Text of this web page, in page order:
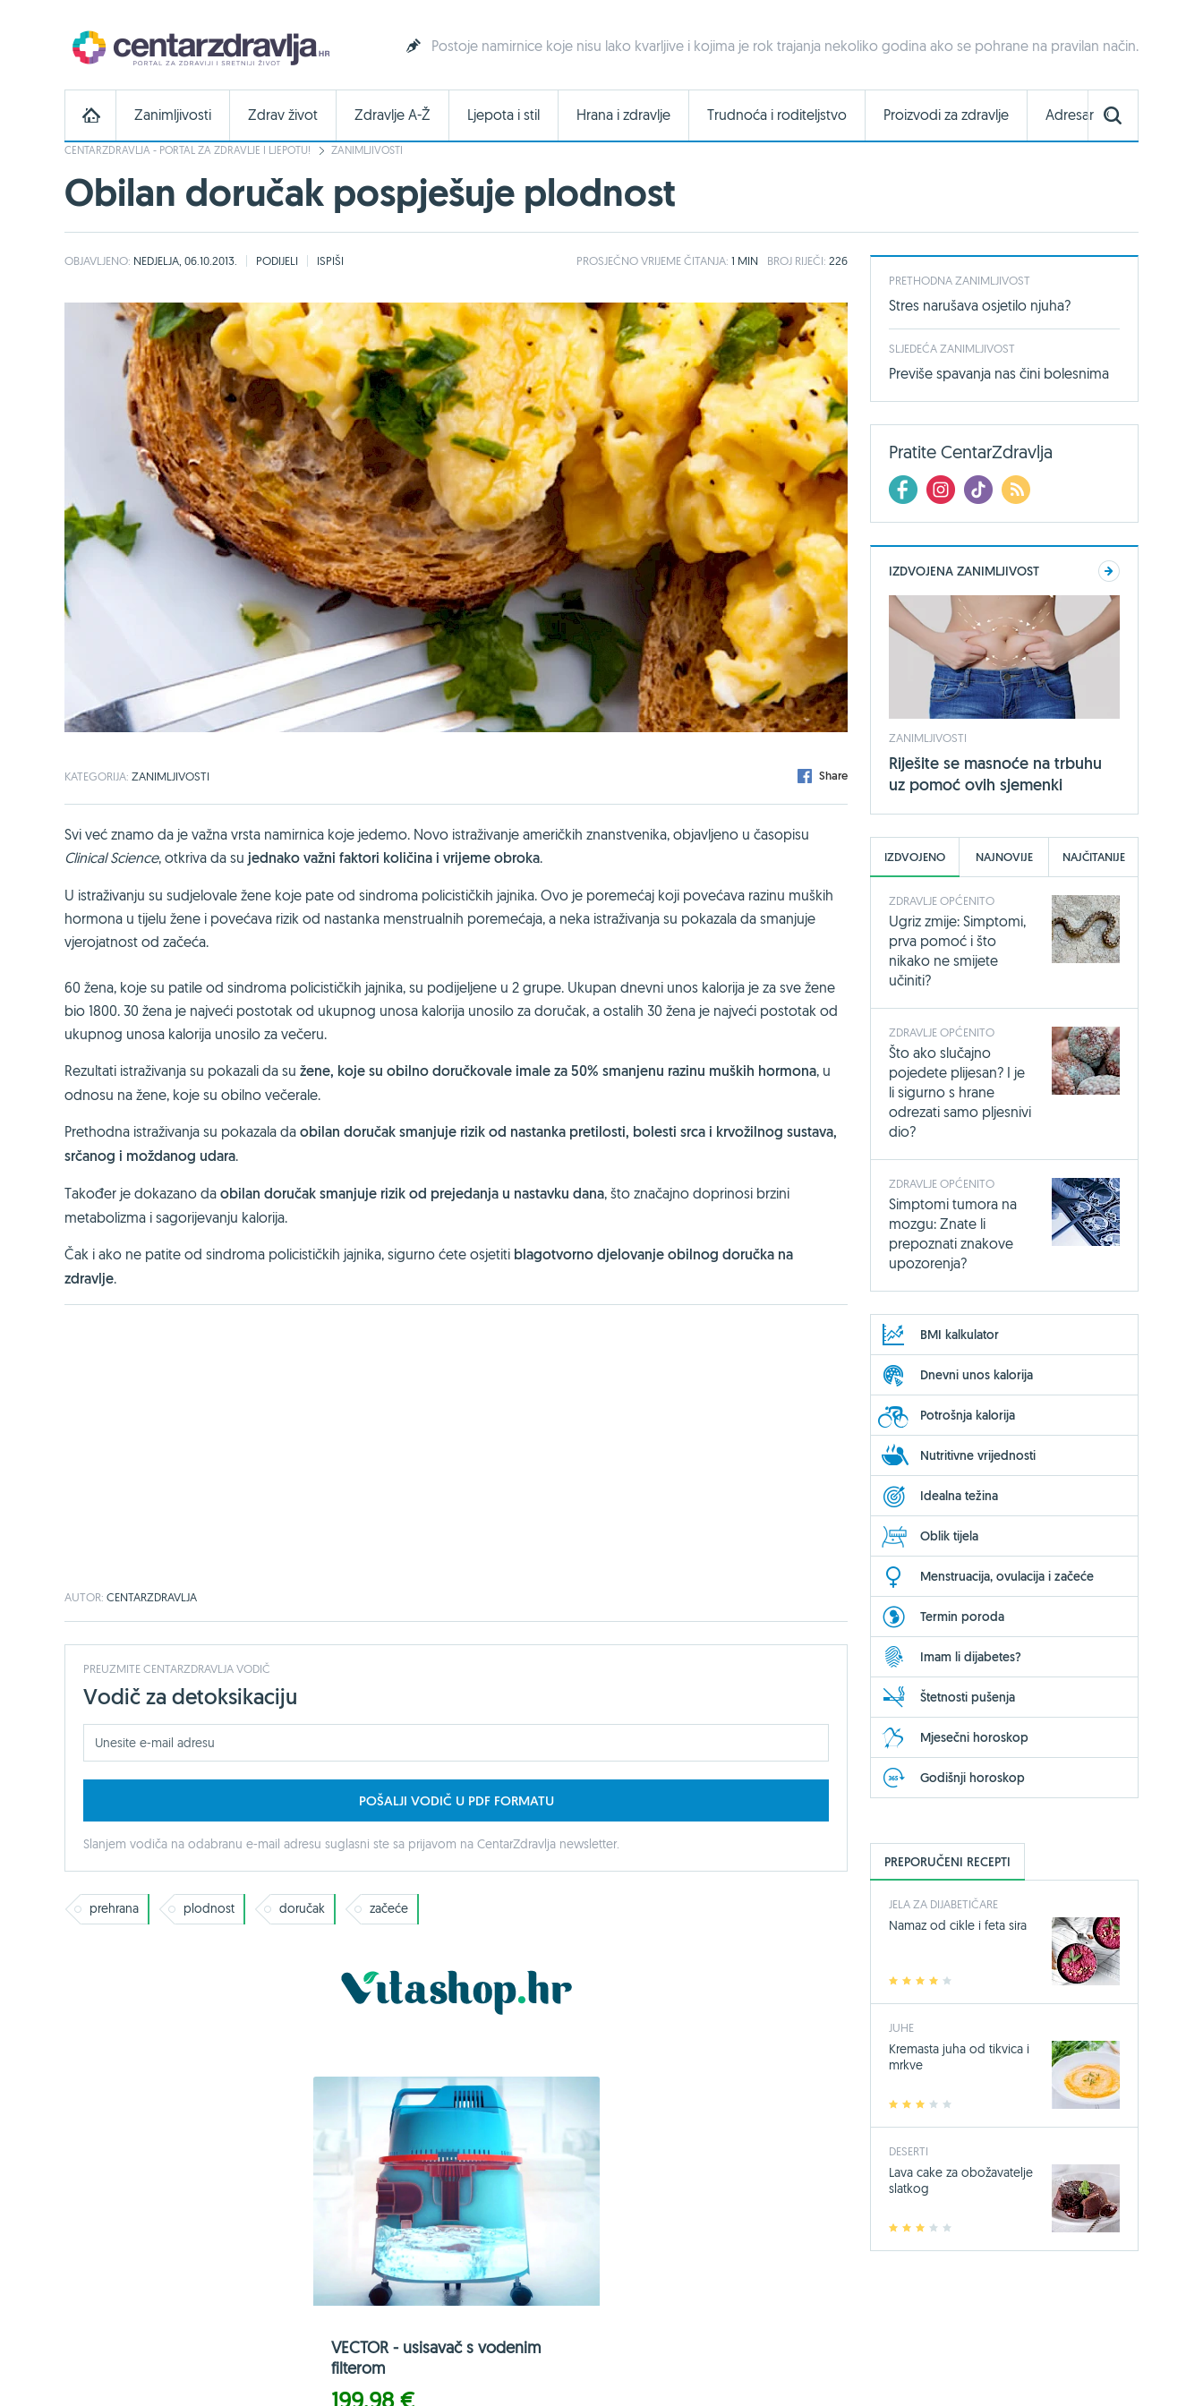
Postoje namirnice koje nisu lako kvarljive i kojima je rok trajanja nekoliko godina ako se pohrane na pravilan način.
Zanimljivosti Zdrav život Zdravlje A-Ž Ljepota i stil Hrana i zdravlje Trudnoća i roditeljstvo Proizvodi za zdravlje Adresar
CENTARZDRAVLJA - PORTAL ZA ZDRAVLJE I LJEPOTU! ZANIMLJIVOSTI
Obilan doručak pospješuje plodnost
OBJAVLJENO: NEDJELJA, 06.10.2013. PODIJELI ISPIŠI PROSJEČNOVRIJEME ČITANJA: 1 MIN BROJ RIJEČI: 226
KATEGORIJA: ZANIMLJIVOSTI Share
Svi već znamo da je važna vrsta namirnica koje jedemo. Novo istraživanje američkih znanstvenika, objavljeno u časopisu
Clinical Science, otkriva da su jednako važni faktori količina i vrijeme obroka.
U istraživanju su sudjelovale žene koje pate od sindroma policističkih jajnika. Ovo je poremećaj koji povećava razinu muških
hormona u tijelu žene i povećava rizik od nastanka menstrualnih poremećaja, a neka istraživanja su pokazala da smanjuje
vjerojatnost od začeća.
60 žena, koje su patile od sindroma policističkih jajnika, su podijeljene u 2 grupe. Ukupan dnevni unos kalorija je za sve žene
bio 1800. 30 žena je najveći postotak od ukupnog unosa kalorija unosilo za doručak, a ostalih 30 žena je najveći postotak od
ukupnog unosa kalorija unosilo za večeru.
Rezultati istraživanja su pokazali da su žene, koje su obilno doručkovale imale za 50% smanjenu razinu muških hormona, u
odnosu na žene, koje su obilno večerale.
Prethodna istraživanja su pokazala da obilan doručak smanjuje rizik od nastanka pretilosti, bolesti srca i krvožilnog sustava,
srčanog i moždanog udara.
Također je dokazano da obilan doručak smanjuje rizik od prejedanja u nastavku dana, što značajno doprinosi brzini
metabolizma i sagorijevanju kalorija.
Čak i ako ne patite od sindroma policističkih jajnika, sigurno ćete osjetiti blagotvorno djelovanje obilnog doručka na
zdravlje.
AUTOR: CENTARZDRAVLJA
PREUZMITE CENTARZDRAVLJA VODIČ
Vodič za detoksikaciju
POŠALJI VODIČ U PDF FORMATU
Slanjem vodiča na odabranu e-mail adresu suglasni ste sa prijavom na CentarZdravlja newsletter.
prehrana plodnost doručak začeće
VECTOR - usisavač s vodenim
filterom
PRETHODNA ZANIMLJIVOST
Stres narušava osjetilo njuha?
SLJEDEĆA ZANIMLJIVOST
Previše spavanja nas čini bolesnima
Pratite CentarZdravlja
IZDVOJENA ZANIMLJIVOST
ZANIMLJIVOSTI
Riješite se masnoće na trbuhu
uz pomoć ovih sjemenki
IZDVOJENO NAJNOVIJE NAJČITANIJE
ZDRAVLJE OPĆENITO
Ugriz zmije: Simptomi,
prva pomoć i što
nikako ne smijete
učiniti?
ZDRAVLJE OPĆENITO
Što ako slučajno
pojedete plijesan? I je
li sigurno s hrane
odrezati samo pljesnivi
dio?
ZDRAVLJE OPĆENITO
Simptomi tumora na
mozgu: Znate li
prepoznati znakove
upozorenja?
BMI kalkulator
Dnevni unos kalorija
Potrošnja kalorija
Nutritivne vrijednosti
Idealna težina
Oblik tijela
Menstruacija, ovulacija i začeće
Termin poroda
Imam li dijabetes?
Štetnosti pušenja
Mjesečni horoskop
Godišnji horoskop
PREPORUČENI RECEPTI
JELA ZA DIJABETIČARE
2 3 4
Namaz od cikle i feta sira
JUHE
2 3 4
Kremasta juha od tikvica i
mrkve
DESERTI
2 3 4
Lava cake za obožavatelje
slatkog